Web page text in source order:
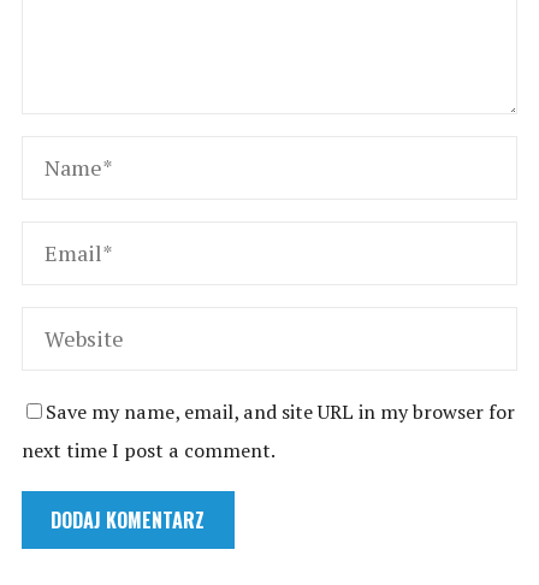
Save my name, email, and site URL in my browser for
next time I post a comment.